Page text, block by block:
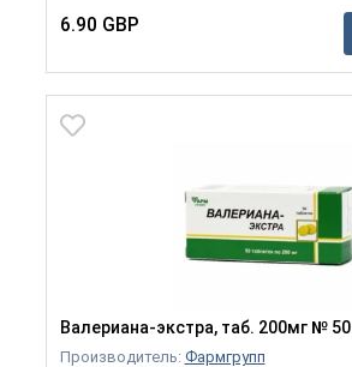
6.90 GBP
Валериана-экстра, таб. 200мг № 50
Производитель: Фармгрупп